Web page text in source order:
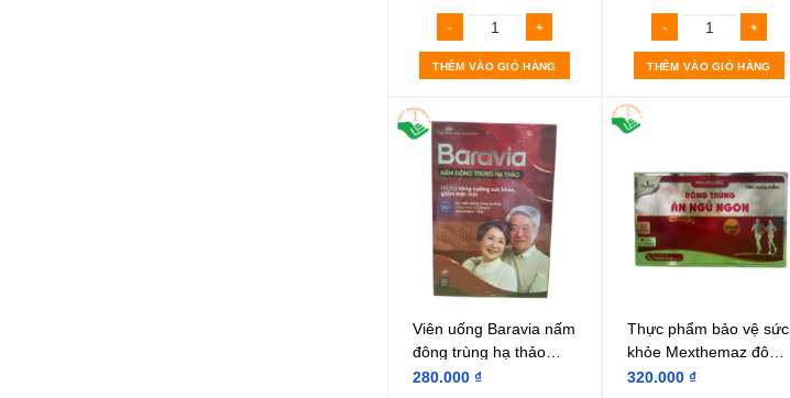
THÊM VÀO GIỎ HÀNG THÊM VÀO GIỎ HÀNG
Viên uống Baravia nấm
đông trùng hạ thảo
(hộp 30 viên)
280.000₫
Thực phẩm bảo vệ sức
khỏe Mexthemaz đông
trùng ăn ngủ ngon 30
320.000₫